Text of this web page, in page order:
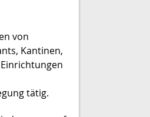
von
Kantinen,
tätig.